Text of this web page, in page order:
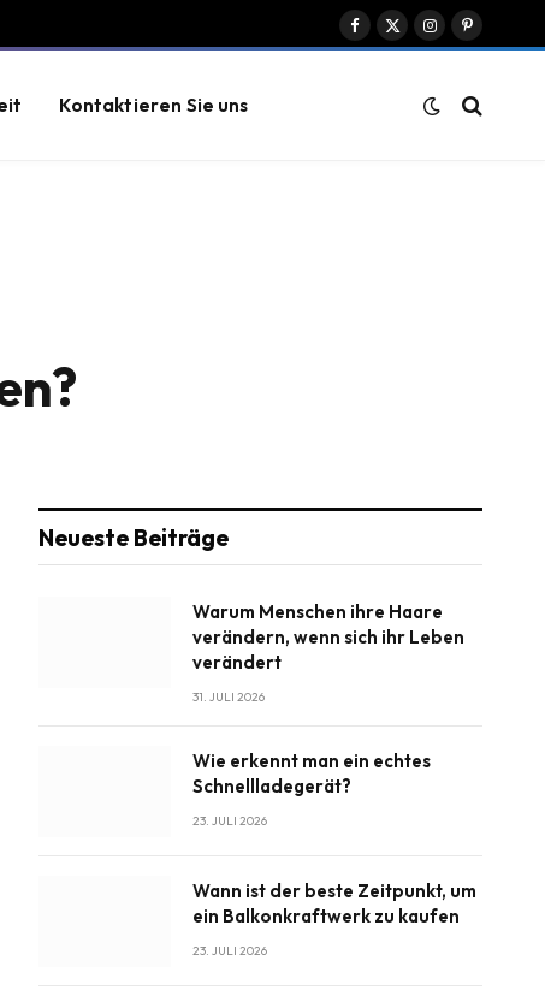
Facebook
X
InstagramPinterest
Kontaktieren Sie uns
Neueste Beiträge
Warum Menschen ihre Haare
verändern, wenn sich ihr Leben
verändert
31. JULI 2026
Wie erkennt man ein echtes
Schnellladegerät?
23. JULI 2026
Wann ist der beste Zeitpunkt, um
ein Balkonkraftwerk zu kaufen
23. JULI 2026